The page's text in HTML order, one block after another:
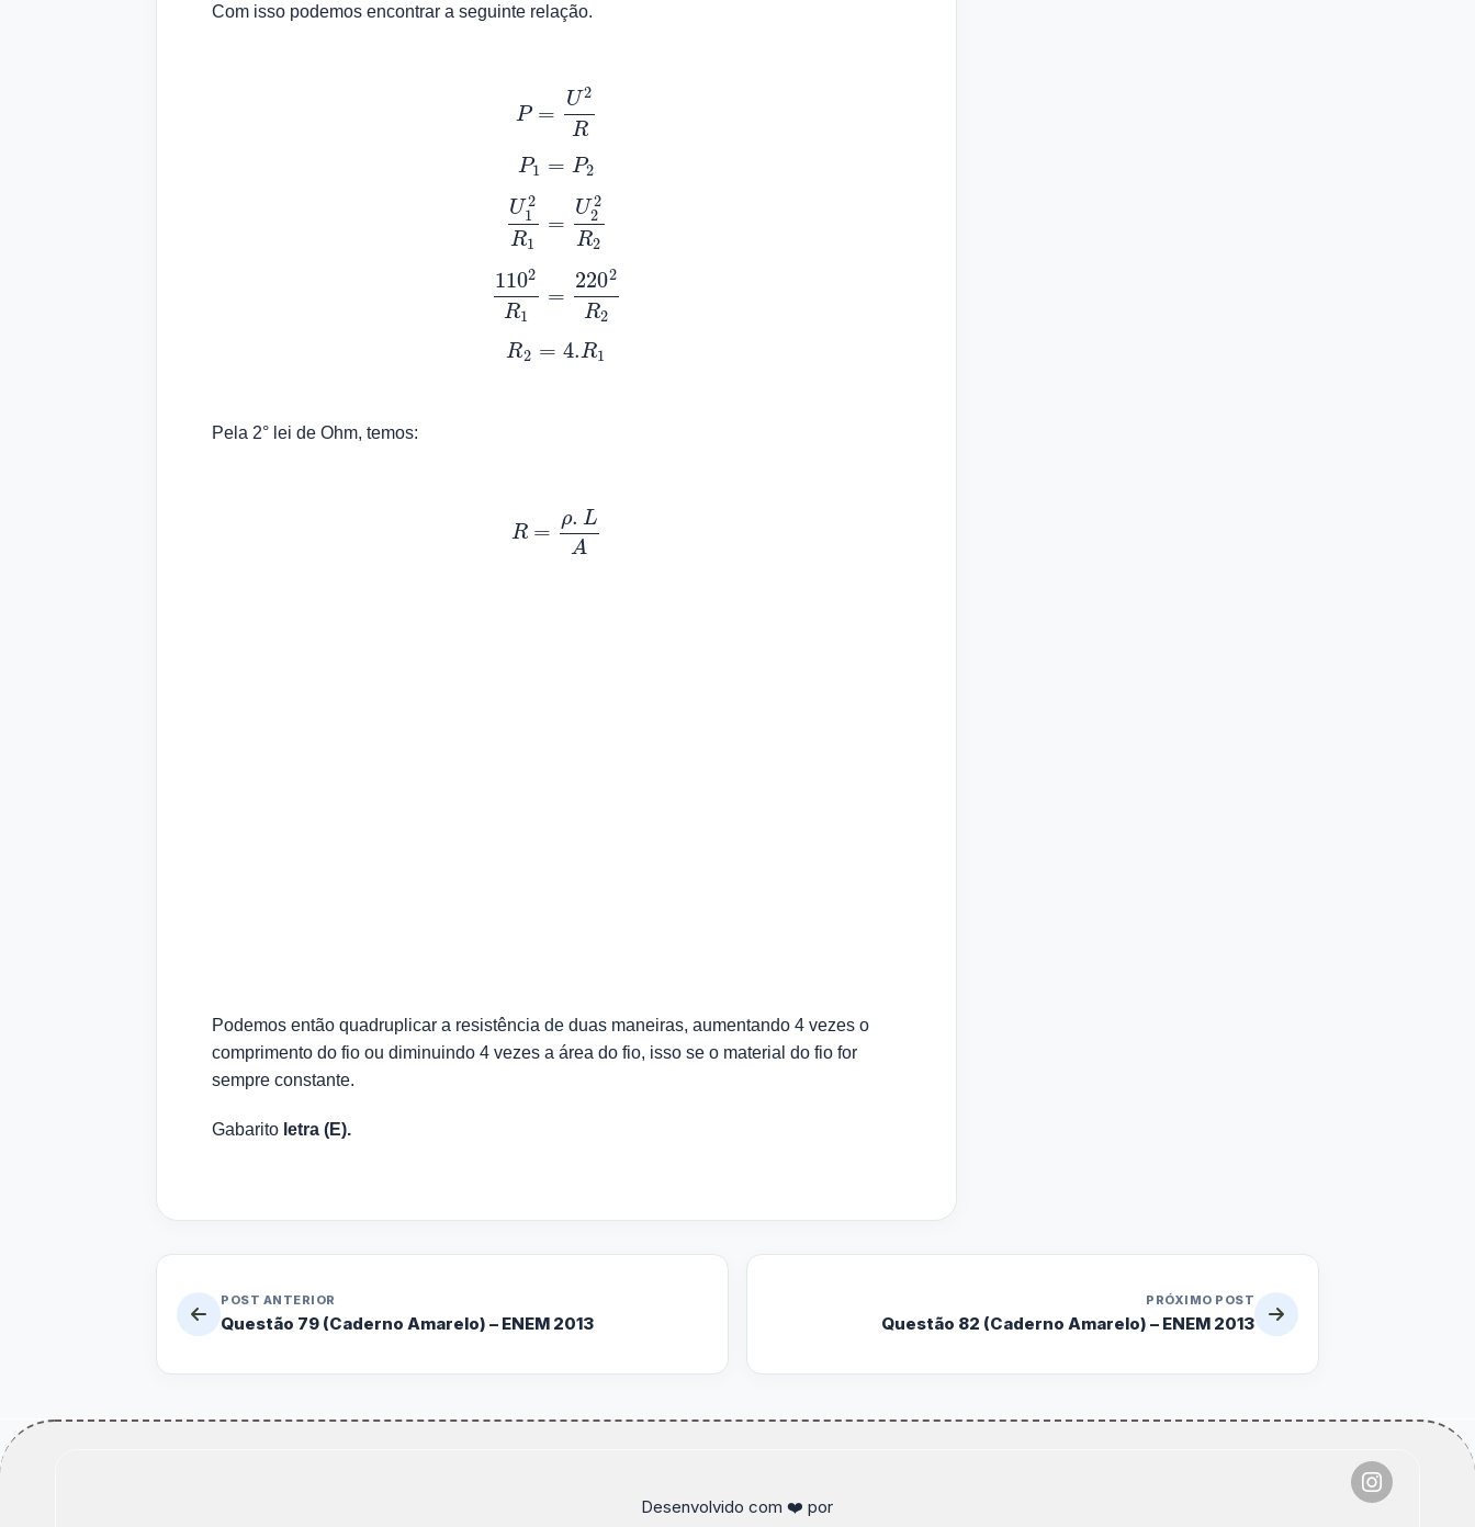
Com isso podemos encontrar a seguinte relação.
P =
U 2
R
P1 = P2
U 2
1
R1
=
U2
2
R2
1102
R1
=
2202
R2
R2 = 4.R1
Pela 2° lei de Ohm, temos:
R =
ρ. L
A
Podemos então quadruplicar a resistência de duas maneiras, aumentando 4 vezes o
comprimento do fio ou diminuindo 4 vezes a área do fio, isso se o material do fio for
sempre constante.
Gabarito letra (E).
POST ANTERIOR
Questão 79 (Caderno Amarelo) – ENEM 2013
PRÓXIMO POST
Questão 82 (Caderno Amarelo) – ENEM 2013
Desenvolvido com ❤️ por